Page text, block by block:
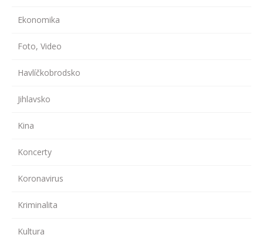
Ekonomika
Foto, Video
Havlíčkobrodsko
Jihlavsko
Kina
Koncerty
Koronavirus
Kriminalita
Kultura